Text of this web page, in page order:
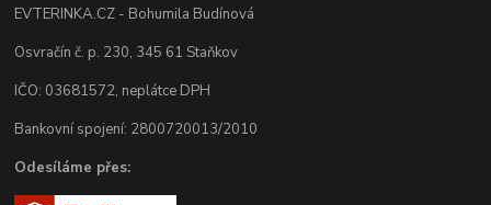
EVTERINKA.CZ - Bohumila Budínová
Osvračín č. p. 230, 345 61 Staňkov
IČO: 03681572, neplátce DPH
Bankovní spojení: 2800720013/2010
Odesíláme přes: